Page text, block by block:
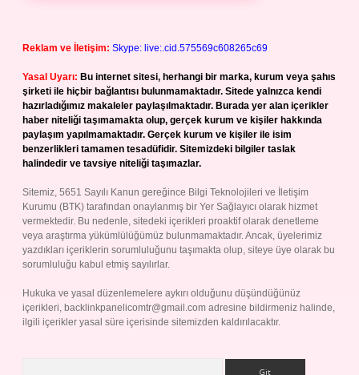
Reklam ve İletişim: Skype: live:.cid.575569c608265c69
Yasal Uyarı: Bu internet sitesi, herhangi bir marka, kurum veya şahıs
şirketi ile hiçbir bağlantısı bulunmamaktadır. Sitede yalnızca kendi
hazırladığımız makaleler paylaşılmaktadır. Burada yer alan içerikler
haber niteliği taşımamakta olup, gerçek kurum ve kişiler hakkında
paylaşım yapılmamaktadır. Gerçek kurum ve kişiler ile isim
benzerlikleri tamamen tesadüfidir. Sitemizdeki bilgiler taslak
halindedir ve tavsiye niteliği taşımazlar.
Sitemiz, 5651 Sayılı Kanun gereğince Bilgi Teknolojileri ve İletişim
Kurumu (BTK) tarafından onaylanmış bir Yer Sağlayıcı olarak hizmet
vermektedir. Bu nedenle, sitedeki içerikleri proaktif olarak denetleme
veya araştırma yükümlülüğümüz bulunmamaktadır. Ancak, üyelerimiz
yazdıkları içeriklerin sorumluluğunu taşımakta olup, siteye üye olarak bu
sorumluluğu kabul etmiş sayılırlar.
Hukuka ve yasal düzenlemelere aykırı olduğunu düşündüğünüz
içerikleri, backlinkpanelicomtr@gmail.com adresine bildirmeniz halinde,
ilgili içerikler yasal süre içerisinde sitemizden kaldırılacaktır.